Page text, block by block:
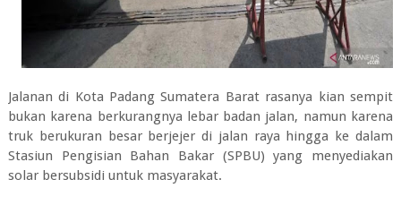
Jalanan di Kota Padang Sumatera Barat rasanya kian sempit
bukan karena berkurangnya lebar badan jalan, namun karena
truk berukuran besar berjejer di jalan raya hingga ke dalam
Stasiun Pengisian Bahan Bakar (SPBU) yang menyediakan
solar bersubsidi untuk masyarakat.